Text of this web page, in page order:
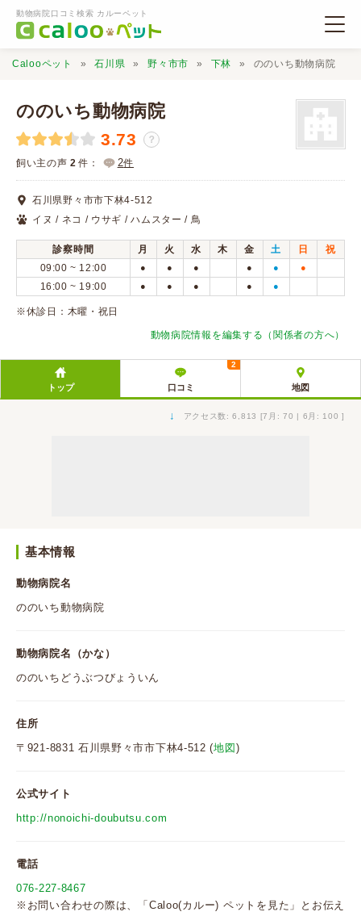
動物病院口コミ検索 カルーペット
動物病院検索
口コミ検索
Calooペットとは？
口コミ投稿
Calooペット 石川県 野々市市 下林 ののいち動物病院
ののいち動物病院
3.73 ？
飼い主の声 2 件： 2件
石川県野々市市下林4-512
イヌ / ネコ / ウサギ / ハムスター / 鳥
診察時間 月 火 水 木 金 土 日
祝
09:00 ~ 12:00
● ● ● ● ● ●
16:00 ~ 19:00 ● ● ● ● ●
※休診日：木曜・祝日
動物病院情報を編集する（関係者の方へ）
トップ 口コミ
2
地図
↓ アクセス数: 6,813 [7月: 70 | 6月: 100 ]
基本情報
動物病院名
ののいち動物病院
動物病院名（かな）
ののいちどうぶつびょういん
住所
〒921-8831 石川県野々市市下林4-512 (地図 )
公式サイト
http://nonoichi-doubutsu.com
電話
076-227-8467
※お問い合わせの際は、「Caloo(カルー) ペットを見た」とお伝え